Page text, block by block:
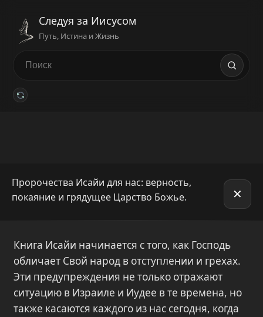
Следуя за Иисусом
Путь, Истина и Жизнь
✕
Пророчества Исайи для нас: верность,
покаяние и грядущее Царство Божье.
Книга Исайи начинается с того, как Господь
обличает Свой народ в отступлении и грехах.
Эти предупреждения не только отражают
ситуацию в Израиле и Иудее в те времена, но
также касаются каждого из нас сегодня, когда